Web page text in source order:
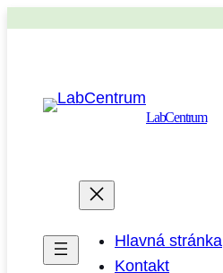
LabCentrum
Hlavná stránka
Kontakt